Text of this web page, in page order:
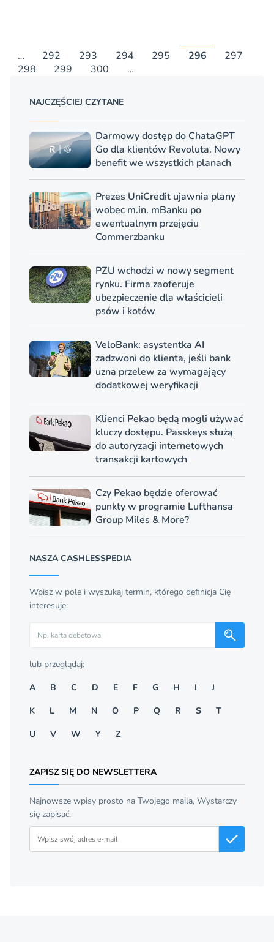
… 292 293 294 295 296
297
298
299 300 …
NAJCZĘŚCIEJ CZYTANE
Darmowy dostęp do ChataGPT
Go dla klientów Revoluta. Nowy
benefit we wszystkich planach
Prezes UniCredit ujawnia plany
wobec m.in. mBanku po
ewentualnym przejęciu
Commerzbanku
PZU wchodzi w nowy segment
rynku. Firma zaoferuje
ubezpieczenie dla właścicieli
psów i kotów
VeloBank: asystentka AI
zadzwoni do klienta, jeśli bank
uzna przelew za wymagający
dodatkowej weryfikacji
Klienci Pekao będą mogli używać
kluczy dostępu. Passkeys służą
do autoryzacji internetowych
transakcji kartowych
Czy Pekao będzie oferować
punkty w programie Lufthansa
Group Miles & More?
NASZA CASHLESSPEDIA
Wpisz w pole i wyszukaj termin, którego definicja Cię
interesuje:
lub przeglądaj:
A
B C D E F G H I
J
K
L M N O P Q R S
T
U
V W Y Z
ZAPISZ SIĘ DO NEWSLETTERA
Najnowsze wpisy prosto na Twojego maila, Wystarczy
się zapisać.